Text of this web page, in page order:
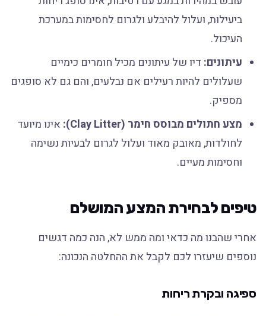
ביעילות, ועלול להיבלע ולגרום לחסימות במערכת
העיכול.
עיתונים:דיו של עיתונים מכיל חומרים כימיים
שעלולים להיות רעילים אם נבלעים, והם גם לא סופגים
מספיק.
מצע חתולים מבוסס חימר (Clay Litter):
אינו מיועד
לחולדות, מאובק מאוד ועלול לגרום לבעיות נשימה
וחסימות מעיים.
טיפים לבחירת המצע המושלם
אחרי שהבנו מה כדאי ומה ממש לא, הנה כמה דגשים
נוספים שיעזרו לכם לקבל את ההחלטה הנכונה:
ספיגה ובקרת ריחות